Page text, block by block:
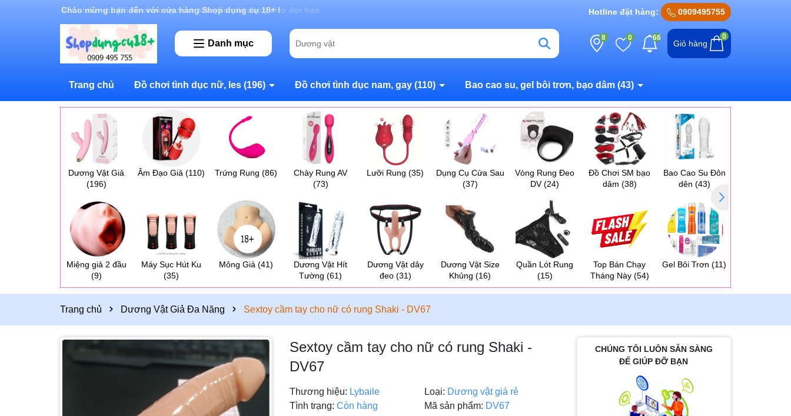
Rất nhiều ưu đãi và chương trình khuyến mãi đang chờ đợi bạn Hotline đặt hàng: 0909495755
Danh mục
8 0 66
Giỏ hàng
0
Trang chủ Đồ chơi tình dục nữ, les (196) Đồ chơi tình dục nam, gay (110) Bao cao su, gel bôi trơn, bạo dâm (43)
Dương Vật Giả
(196)
Âm Đạo Giả (110) Trứng Rung (86)
Chày Rung AV
(73)
Lưỡi Rung (35)
Dụng Cụ Cửa Sau
(37)
Vòng Rung Đeo
DV(24)
Đồ Chơi SM bạo
dâm (38)
Bao Cao Su Đôn
dên (43)
Miệng giả 2 đầu
(9)
Máy Sục Hút Ku
(35)
Mông Giả (41)
Dương Vật Hít
Tường (61)
Dương Vật dây
đeo (31)
Dương Vật Size
Khủng (16)
Quần Lót Rung
(15)
Top Bán Chạy
Tháng Này (54)
Gel Bôi Trơn (11)
Trang chủ Dương Vật Giả Đa Năng Sextoy cầm tay cho nữ có rung Shaki - DV67
Sextoy cầm tay cho nữ có rung Shaki -
DV67
Thương hiệu: Lybaile Loại: Dương vật giá rẻ
Tình trạng: Còn hàng Mã sản phẩm: DV67
CHÚNG TÔI LUÔN SẴN SÀNG
ĐỂ GIÚP ĐỠ BẠN